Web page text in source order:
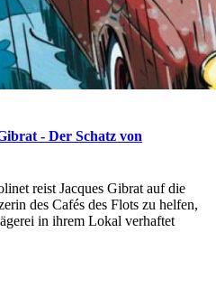
- Der Schatz von
reist Jacques Gibrat auf die
des Cafés des Flots zu helfen,
in ihrem Lokal verhaftet